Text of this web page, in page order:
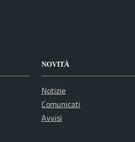
NOVITÀ
Notizie
Comunicati
Avvisi